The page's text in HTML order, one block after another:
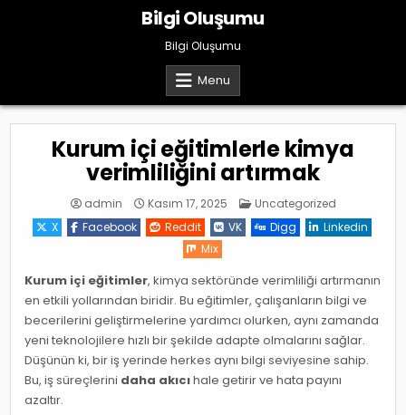
Bilgi Oluşumu
Bilgi Oluşumu
Menu
Kurum içi eğitimlerle kimya
verimliliğini artırmak
admin Kasım 17, 2025 Posted
Uncategorized
X
Facebook Reddit VK Digg
Linkedin
Mix
Kurum içi eğitimler, kimya sektöründe verimliliği artırmanın
en etkili yollarından biridir. Bu eğitimler, çalışanların bilgi ve
becerilerini geliştirmelerine yardımcı olurken, aynı zamanda
yeni teknolojilere hızlı bir şekilde adapte olmalarını sağlar.
Düşünün ki, bir iş yerinde herkes aynı bilgi seviyesine sahip.
Bu, iş süreçlerini daha akıcıhale getirir ve hata payını
azaltır.